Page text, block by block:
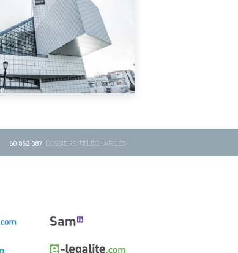
60 862 387 DOSSIERS TÉLÉCHARGÉS